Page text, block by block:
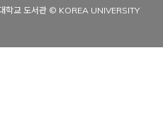
학교 도서관 © KOREA UNIVERSITY